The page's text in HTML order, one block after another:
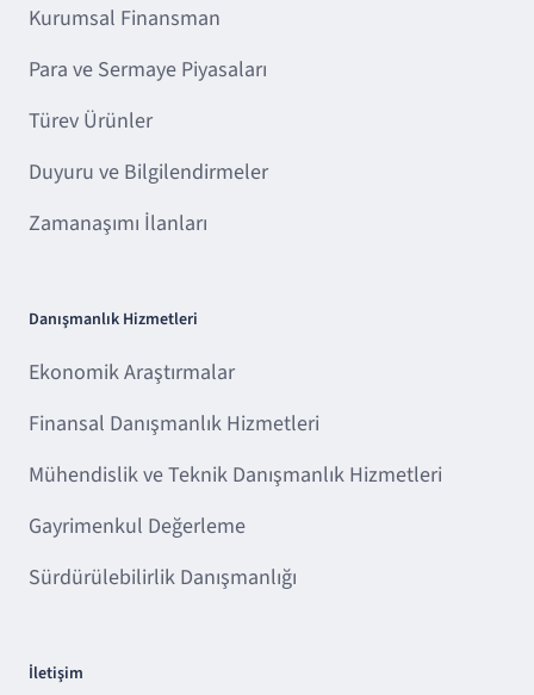
Kurumsal Finansman
Para ve Sermaye Piyasaları
Türev Ürünler
Duyuru ve Bilgilendirmeler
Zamanaşımı İlanları
Danışmanlık Hizmetleri
Ekonomik Araştırmalar
Finansal Danışmanlık Hizmetleri
Mühendislik ve Teknik Danışmanlık Hizmetleri
Gayrimenkul Değerleme
Sürdürülebilirlik Danışmanlığı
İletişim